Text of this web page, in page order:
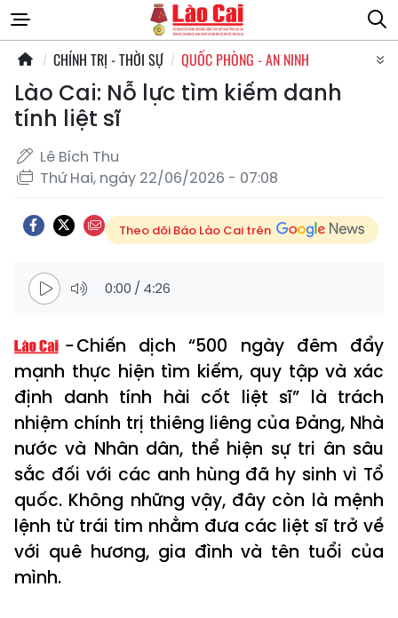
CHÍNH TRỊ - THỜI SỰ QUỐC PHÒNG - AN NINH
Lào Cai: Nỗ lực tìm kiếm danh
tính liệt sĩ
Lê Bích Thu
Thứ Hai, ngày 22/06/2026 - 07:08
Theo dõi Báo Lào Cai trên
0:00 / 4:26
Chiến dịch “500 ngày đêm đẩy
mạnh thực hiện tìm kiếm, quy tập và xác
định danh tính hài cốt liệt sĩ” là trách
nhiệm chính trị thiêng liêng của Đảng, Nhà
nước và Nhân dân, thể hiện sự tri ân sâu
sắc đối với các anh hùng đã hy sinh vì Tổ
quốc. Không những vậy, đây còn là mệnh
lệnh từ trái tim nhằm đưa các liệt sĩ trở về
với quê hương, gia đình và tên tuổi của
mình.